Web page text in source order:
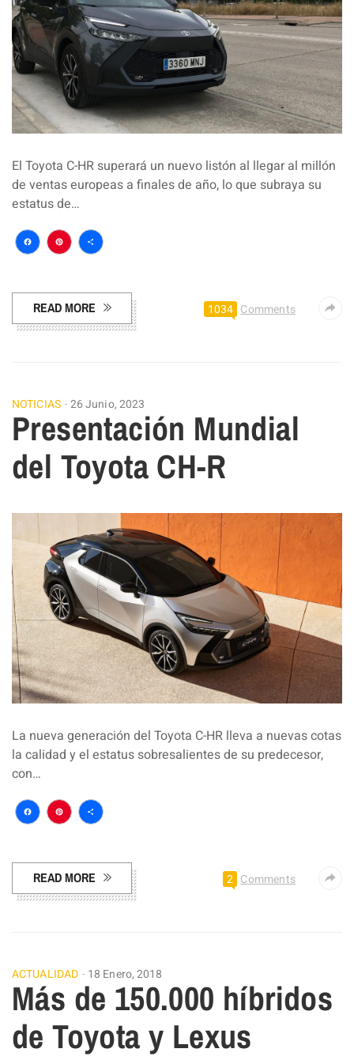
El Toyota C-HR superará un nuevo listón al llegar al millón
de ventas europeas a finales de año, lo que subraya su
estatus de…
Facebook
Pinterest
Compartir
READ MORE 1034 Comments
NOTICIAS 26 Junio, 2023
Presentación Mundial
del Toyota CH-R
La nueva generación del Toyota C-HR lleva a nuevas cotas
la calidad y el estatus sobresalientes de su predecesor,
con…
Facebook
Pinterest
Compartir
READ MORE 2 Comments
ACTUALIDAD 18 Enero, 2018
Más de 150.000 híbridos
de Toyota y Lexus